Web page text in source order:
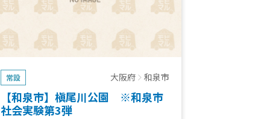
常設 大阪府 和泉市
【和泉市】槇尾川公園 ※和泉市
社会実験第3弾